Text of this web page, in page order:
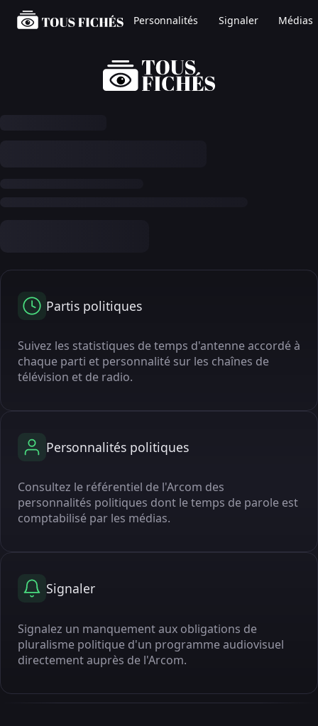
Personnalités Signaler Médias
Partis politiques
Suivez les statistiques de temps d'antenne accordé à
chaque parti et personnalité sur les chaînes de
télévision et de radio.
Personnalités politiques
Consultez le référentiel de l'Arcom des
personnalités politiques dont le temps de parole est
comptabilisé par les médias.
Signaler
Signalez un manquement aux obligations de
pluralisme politique d'un programme audiovisuel
directement auprès de l'Arcom.